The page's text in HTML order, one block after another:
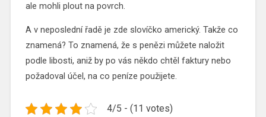
ale mohli plout na povrch.
A v neposlední řadě je zde slovíčko americký. Takže co
znamená? To znamená, že s penězi můžete naložit
podle libosti, aniž by po vás někdo chtěl faktury nebo
požadoval účel, na co peníze použijete.
4/5 - (11 votes)